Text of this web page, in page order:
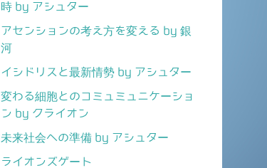
時 by アシュター
アセンションの考え方を変える by 銀
河
イシドリスと最新情勢 by アシュター
変わる細胞とのコミュミュニケーショ
ン by クライオン
未来社会への準備 by アシュター
ライオンズゲート